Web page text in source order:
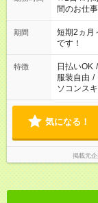
間のお仕
家庭の都
※週最低
期間
短期2ヵ
です！
特徴 日払いOK /
服装自由 /
ソコンス
気になる！
掲載元企